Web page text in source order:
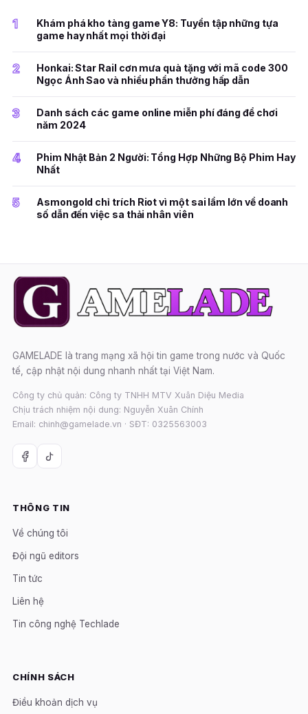
1
Khám phá kho tàng game Y8: Tuyển tập những tựa
game hay nhất mọi thời đại
2
Honkai: Star Rail cơn mưa quà tặng với mã code 300
Ngọc Ánh Sao và nhiều phần thưởng hấp dẫn
3
Danh sách các game online miễn phí đáng để chơi
năm 2024
4
Phim Nhật Bản 2 Người: Tổng Hợp Những Bộ Phim Hay
Nhất
5
Asmongold chỉ trích Riot vì một sai lầm lớn về doanh
số dẫn đến việc sa thải nhân viên
GAMELADE là trang mạng xã hội tin game trong nước và Quốc
tế, cập nhật nội dung nhanh nhất tại Việt Nam.
Công ty chủ quản: Công ty TNHH MTV Xuân Diệu Media
Chịu trách nhiệm nội dung: Nguyễn Xuân Chính
Email: chinh@gamelade.vn · SĐT: 0325563003
THÔNG TIN
Về chúng tôi
Đội ngũ editors
Tin tức
Liên hệ
Tin công nghệ Techlade
CHÍNH SÁCH
Điều khoản dịch vụ